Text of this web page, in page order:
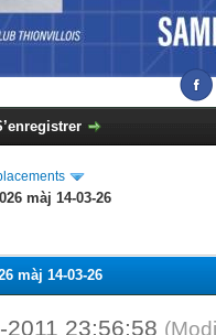
màj 14-03-26
màj 14-03-26
2011 23:56:58